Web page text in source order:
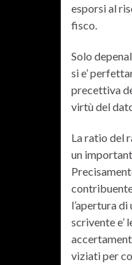
esporsi al
fisco.
Solo
si e’
precettiva
virtù del
La ratio del
un
l’apertura
scrivente e’
viziati per